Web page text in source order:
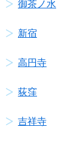
御茶ノ水
新宿
高円寺
荻窪
吉祥寺